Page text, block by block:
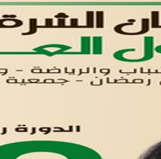
لوحه التحكم
اتصل بنا